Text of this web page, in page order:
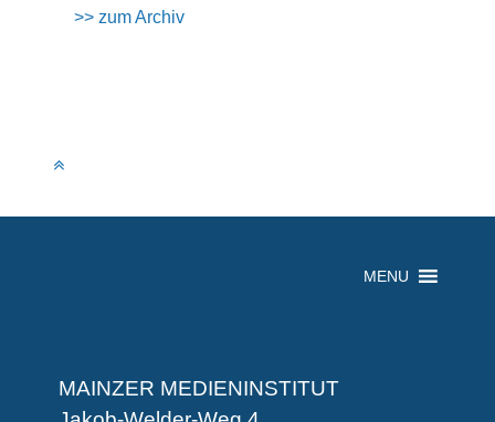
>> zum Archiv
MENU
MAINZER MEDIENINSTITUT